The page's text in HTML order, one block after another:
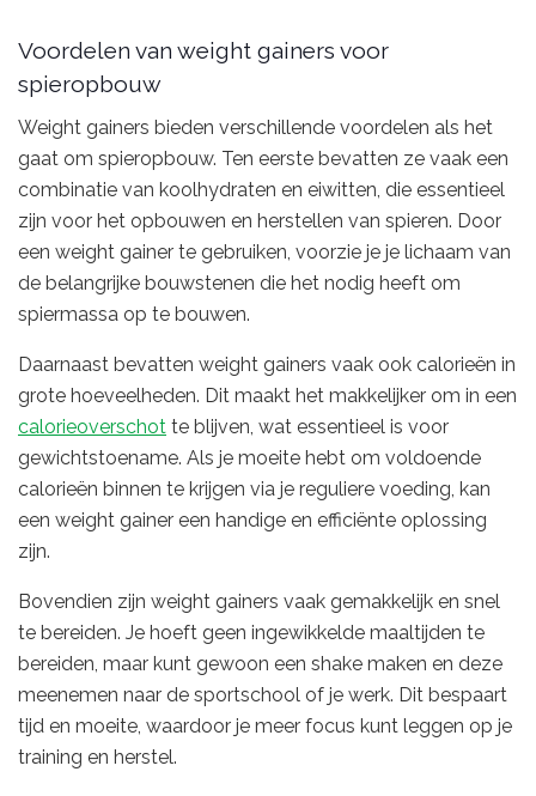
Voordelen van weight gainers voor
spieropbouw
Weight gainers bieden verschillende voordelen als het
gaat om spieropbouw. Ten eerste bevatten ze vaak een
combinatie van koolhydraten en eiwitten, die essentieel
zijn voor het opbouwen en herstellen van spieren. Door
een weight gainer te gebruiken, voorzie je je lichaam van
de belangrijke bouwstenen die het nodig heeft om
spiermassa op te bouwen.
Daarnaast bevatten weight gainers vaak ook calorieën in
grote hoeveelheden. Dit maakt het makkelijker om in een
calorieoverschot te blijven, wat essentieel is voor
gewichtstoename. Als je moeite hebt om voldoende
calorieën binnen te krijgen via je reguliere voeding, kan
een weight gainer een handige en efficiënte oplossing
zijn.
Bovendien zijn weight gainers vaak gemakkelijk en snel
te bereiden. Je hoeft geen ingewikkelde maaltijden te
bereiden, maar kunt gewoon een shake maken en deze
meenemen naar de sportschool of je werk. Dit bespaart
tijd en moeite, waardoor je meer focus kunt leggen op je
training en herstel.